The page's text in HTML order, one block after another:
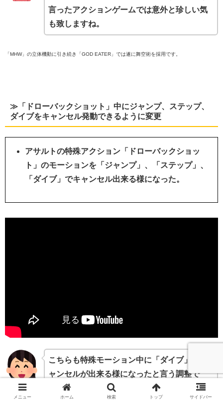
言ったアクションゲームでは意外と珍しい気
も致しますね。
「MHW」の立体機動に引き続き「GOD EATER」では遂に舞空術を採用です。
≫「ドローバックショット」中にジャンプ、ステップ、
ダイブをキャンセル発動できるように変更
アサルトの特殊アクション「ドローバックショッ
ト」のモーションを「 ジャンプ」、「ステップ」、
「ダイブ」でキャンセル出来る様になった。
こちらも特殊モーション中に「ダイブ」でキ
ャンセルが出来る様になったと言う調整で
す。
メニュー ホーム 検索 トップ サイドバー